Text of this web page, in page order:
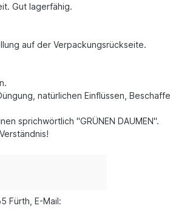
Gut lagerfähig.
auf der Verpackungsrückseite.
natürlichen Einflüssen,
sprichwörtlich "GRÜNEN DAUMEN".
Fürth, E-Mail: